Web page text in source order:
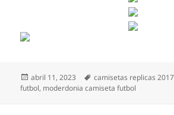
Publicado
el
abril 11, 2023 Etiquetas
camisetas replicas 2017
futbol, moderdonia camiseta futbol